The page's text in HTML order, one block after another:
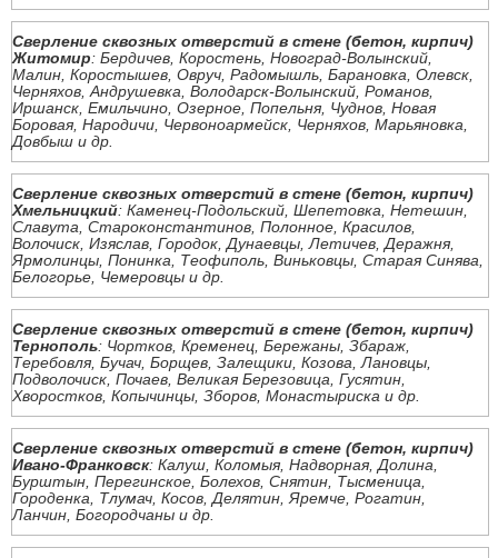
Сверление сквозных отверстий в стене (бетон, кирпич)
Житомир: Бердичев, Коростень, Новоград-Волынский,
Малин, Коростышев, Овруч, Радомышль, Барановка, Олевск,
Черняхов, Андрушевка, Володарск-Волынский, Романов,
Иршанск, Емильчино, Озерное, Попельня, Чуднов, Новая
Боровая, Народичи, Червоноармейск, Черняхов, Марьяновка,
Довбыш и др.
Сверление сквозных отверстий в стене (бетон, кирпич)
Хмельницкий: Каменец-Подольский, Шепетовка, Нетешин,
Славута, Староконстантинов, Полонное, Красилов,
Волочиск, Изяслав, Городок, Дунаевцы, Летичев, Деражня,
Ярмолинцы, Понинка, Теофиполь, Виньковцы, Старая Синява,
Белогорье, Чемеровцы и др.
Сверление сквозных отверстий в стене (бетон, кирпич)
Тернополь: Чортков, Кременец, Бережаны, Збараж,
Теребовля, Бучач, Борщев, Залещики, Козова, Лановцы,
Подволочиск, Почаев, Великая Березовица, Гусятин,
Хворостков, Копычинцы, Зборов, Монастыриска и др.
Сверление сквозных отверстий в стене (бетон, кирпич)
Ивано-Франковск: Калуш, Коломыя, Надворная, Долина,
Бурштын, Перегинское, Болехов, Снятин, Тысменица,
Городенка, Тлумач, Косов, Делятин, Яремче, Рогатин,
Ланчин, Богородчаны и др.